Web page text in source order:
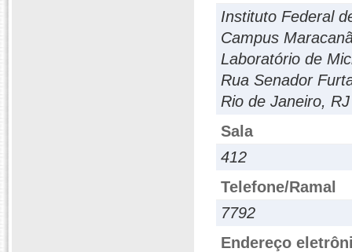
Instituto Federal
Campus
Laboratório de
Rua Senador
Rio de Janeiro,
Sala
412
Telefone/Ramal
7792
Endereço